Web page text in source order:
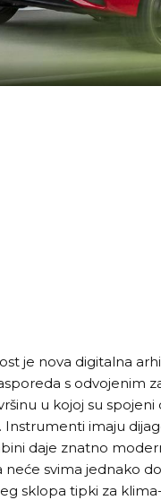
je nova digitalna
s odvojenim
u kojoj su
imaju
daje znatno
svima jednako
sklopa tipki za